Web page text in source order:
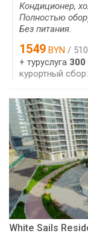
Кондиционер,
Полностью
Без питания.
1549 BYN /
+ туруслуга 300
курортный
White Sails